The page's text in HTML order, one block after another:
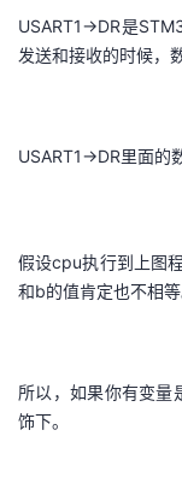
USART1->DR是
发送和接收的时候，
USART1->DR里面的
假设cpu执行到上图
和b的值肯定也不相等
所以，如果你有变量
饰下。